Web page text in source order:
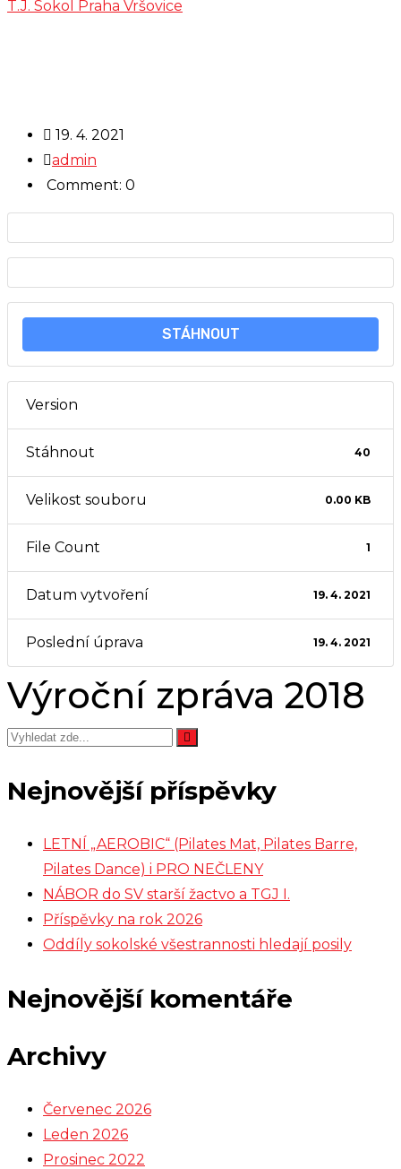
T.J. Sokol Praha Vršovice
19. 4. 2021
admin
Comment: 0
STÁHNOUT
Version
Stáhnout 40
Velikost souboru 0.00 KB
File Count 1
Datum vytvoření 19. 4. 2021
Poslední úprava 19. 4. 2021
Výroční zpráva 2018
Nejnovější příspěvky
LETNÍ „AEROBIC“ (Pilates Mat, Pilates Barre,
Pilates Dance) i PRO NEČLENY
NÁBOR do SV starší žactvo a TGJ I.
Příspěvky na rok 2026
Oddíly sokolské všestrannosti hledají posily
Nejnovější komentáře
Archivy
Červenec 2026
Leden 2026
Prosinec 2022